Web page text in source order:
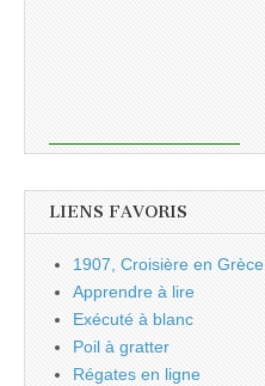
LIENS FAVORIS
1907, Croisière en Grèce
Apprendre à lire
Exécuté à blanc
Poil à gratter
Régates en ligne